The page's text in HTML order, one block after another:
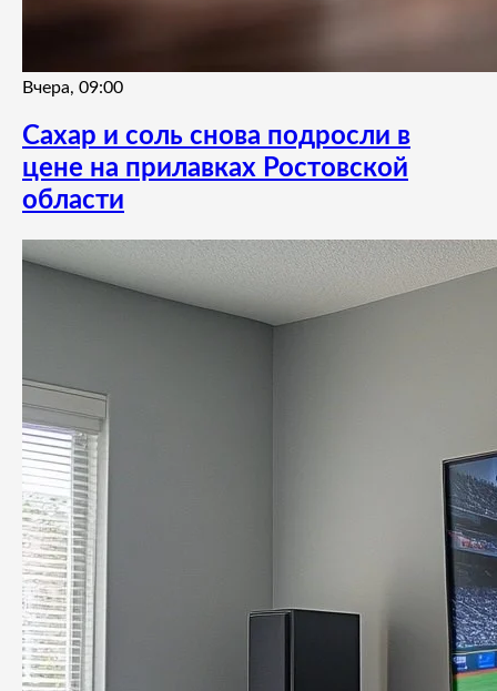
Вчера, 09:00
Сахар и соль снова подросли в
цене на прилавках Ростовской
области